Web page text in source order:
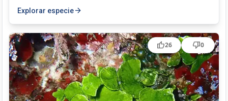
Explorar especiearrow_forward
thumb_up26 thumb_down0